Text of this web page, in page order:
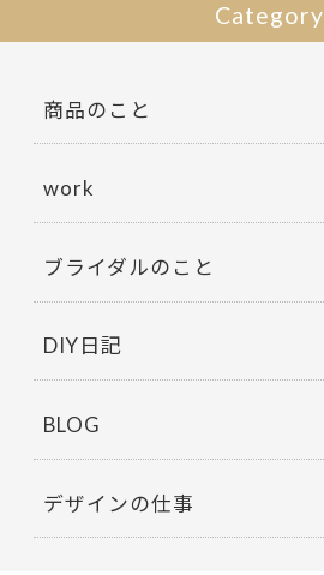
Category
商品のこと
work
ブライダルのこと
DIY日記
BLOG
デザインの仕事